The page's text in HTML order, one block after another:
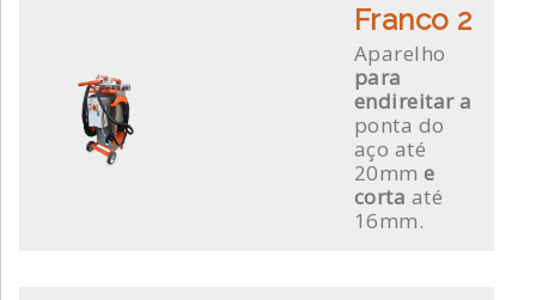
Franco 2
Aparelho
para
endireitar a
ponta do
aço até
20mme
corta até
16mm.